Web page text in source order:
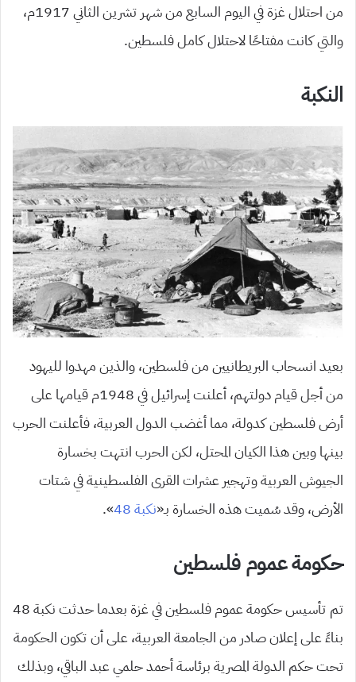
من احتلال غزة في اليوم السابع من شهر تشرين الثاني 1917م،
والتي كانت مفتاحًا لاحتلال كامل فلسطين.
النكبة
بعيد انسحاب البريطانيين من فلسطين، والذين مهدوا لليهود
من أجل قيام دولتهم، أعلنت إسرائيل في 1948م قيامها على
أرض فلسطين كدولة، مما أغضب الدول العربية، فأعلنت الحرب
بينها وبين هذا الكيان المحتل، لكن الحرب انتهت بخسارة
الجيوش العربية وتهجير عشرات القرى الفلسطينية في شتات
الأرض، وقد سُميت هذه الخسارة بـ«نكبة 48 ».
حكومة عموم فلسطين
تم تأسيس حكومة عموم فلسطين في غزة بعدما حدثت نكبة 48
بناءً على إعلان صادر من الجامعة العربية، على أن تكون الحكومة
تحت حكم الدولة المصرية برئاسة أحمد حلمي عبد الباقي، وبذلك